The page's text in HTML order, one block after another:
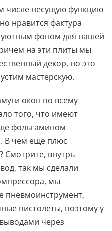
числе несущую функцию
нравится фактура
уютным фоном для нашей
на эти плиты мы
декор, но это
мастерскую.
окон по всему
того, что имеют
фольгамином
В чем еще плюс
Смотрите, внутрь
так мы сделали
мы
пневмоинструмент,
пистолеты, поэтому у
через